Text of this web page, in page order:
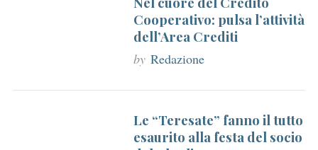
Cooperativo: pulsa l’attività
dell’Area Crediti
by Redazione
Le “Teresate” fanno il tutto
esaurito alla festa del socio